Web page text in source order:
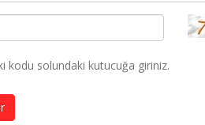
kodu solundaki kutucuğa giriniz.